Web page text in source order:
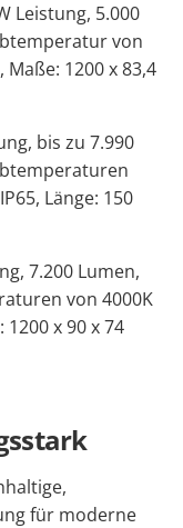
Leistung, 5.000
von
Maße: 1200 x 83,4
bis zu 7.990
Länge: 150
7.200 Lumen,
von 4000K
1200 x 90 x 74
für moderne